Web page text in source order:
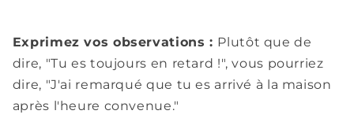
Exprimez vos observations : Plutôt que de
dire, "Tu es toujours en retard !", vous pourriez
dire, "J'ai remarqué que tu es arrivé à la maison
après l'heure convenue."